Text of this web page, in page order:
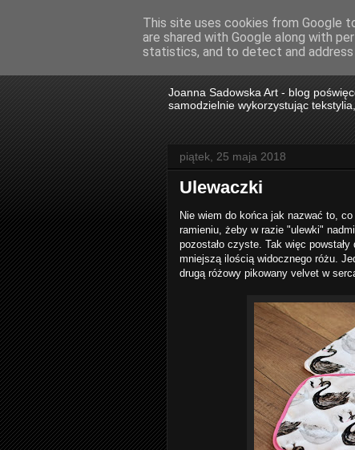
Joanna
Joanna Sadowska Art - blog
samodzielnie wykorzystując
piątek, 25 maja 2018
Ulewaczki
Nie wiem do końca jak nazwać to,
ramieniu, żeby w razie "ulewki"
pozostało czyste. Tak więc
mniejszą ilością widocznego różu.
drugą różowy pikowany velvet w
This site uses cookies from Google
are shared with Google along with
statistics, and to detect and address